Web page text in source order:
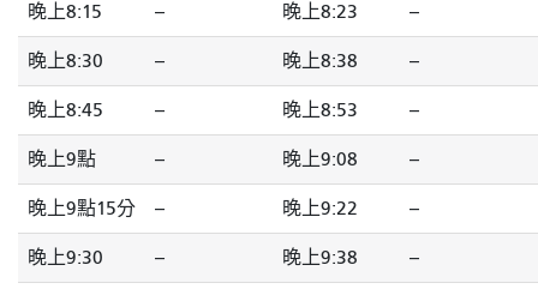
晚上8:15 -- 晚上8:23 --
晚上8:30 -- 晚上8:38 --
晚上8:45 -- 晚上8:53 --
晚上9點 -- 晚上9:08 --
晚上9點15分 -- 晚上9:22 --
晚上9:30 -- 晚上9:38 --